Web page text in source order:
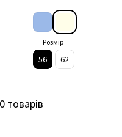
Розмір
56 62
товарів